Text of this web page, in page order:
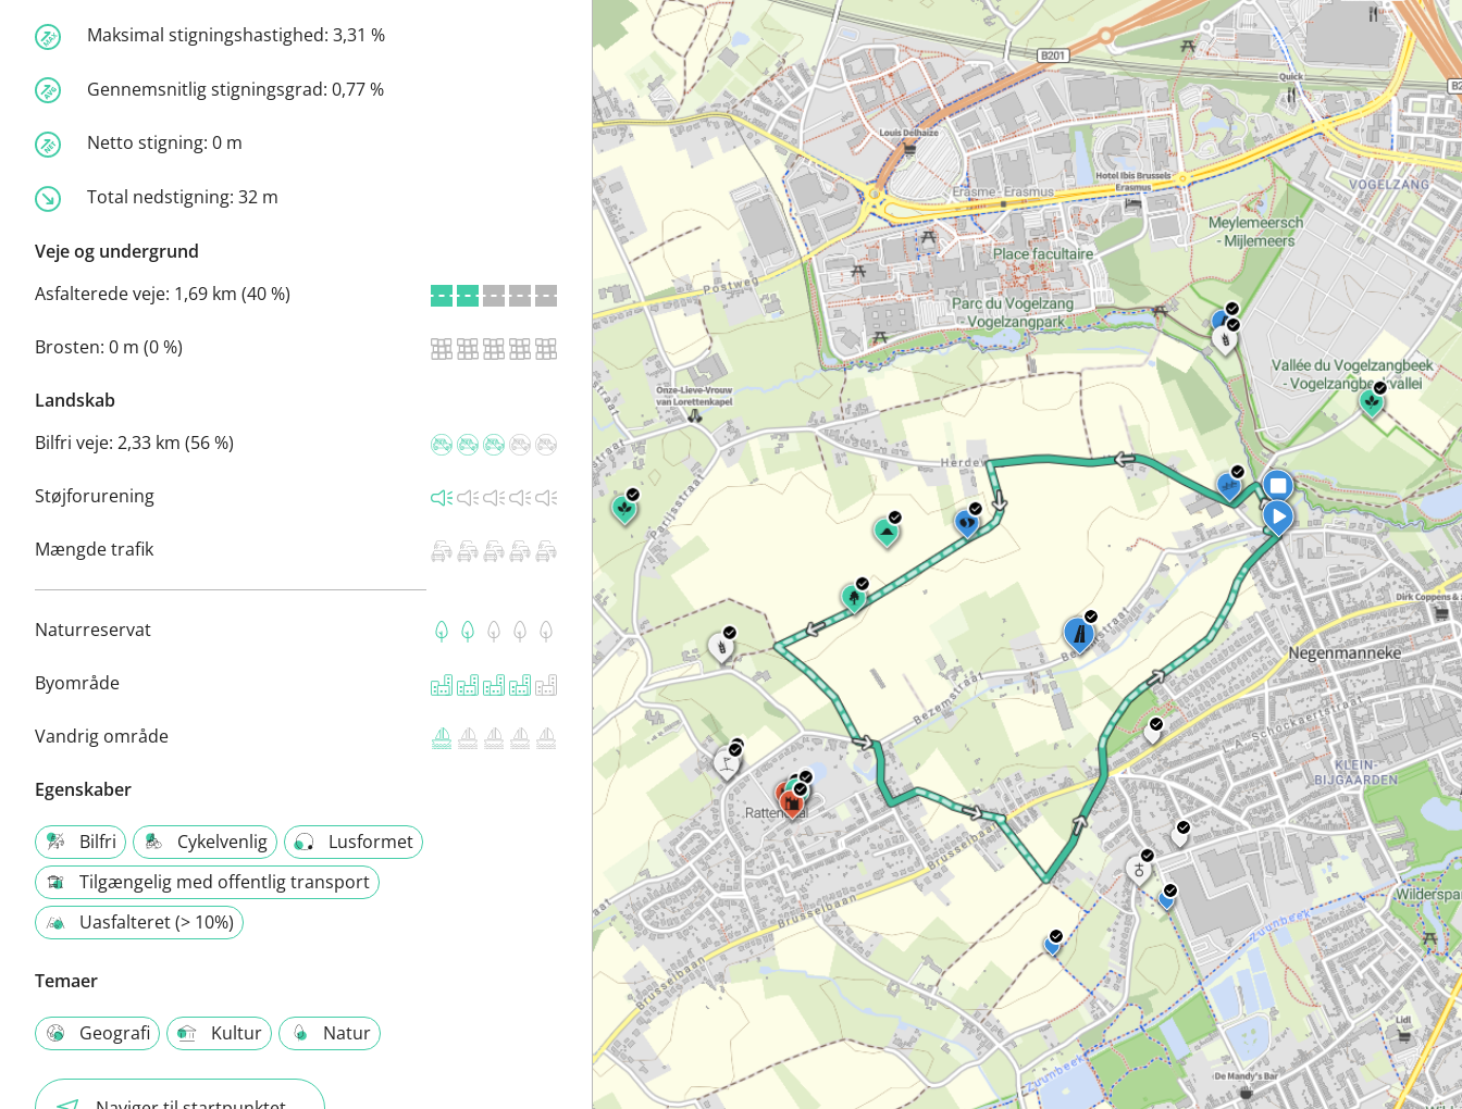
Maksimal stigningshastighed: 3,31 %
Gennemsnitlig stigningsgrad: 0,77 %
Netto stigning: 0 m
Total nedstigning: 32 m
Veje og undergrund
Asfalterede veje: 1,69 km (40 %)
Brosten: 0 m (0 %)
Landskab
Bilfri veje: 2,33 km (56 %)
Støjforurening
Mængde trafik
Naturreservat
Byområde
Vandrig område
Egenskaber
Bilfri Cykelvenlig
Lusformet
Tilgængelig med offentlig transport
Uasfalteret (> 10%)
Temaer
Geografi Kultur Natur